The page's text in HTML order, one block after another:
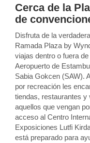
Cerca de la
de
Disfruta de la
Ramada Plaza by
viajas dentro o fuera
Aeropuerto de
Sabia Gokcen (SAW).
por recreación les
tiendas, restaurantes y
aquellos que vengan
acceso al Centro
Exposiciones Lutfi
está preparado para